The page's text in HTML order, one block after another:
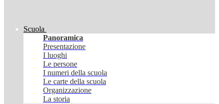
Scuola
Panoramica
Presentazione
I luoghi
Le persone
I numeri della scuola
Le carte della scuola
Organizzazione
La storia